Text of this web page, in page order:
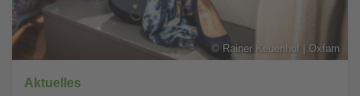
© Rainer Keuenhof | Oxfam
Aktuelles